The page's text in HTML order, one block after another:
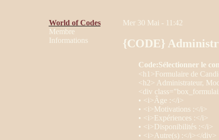
World of Codes
Membre
Informations
Mer 30 Mai - 11:42
{CODE}
Code:Sélectionner le
<h1>Formulaire de
<h2> Administrateur,
<div
• <i>Âge :</i>
• <i>Motivations :</i>
• <i>Expériences :</i>
• <i>Disponibilités :</i>
• <i>Autre(s) :</i></div>